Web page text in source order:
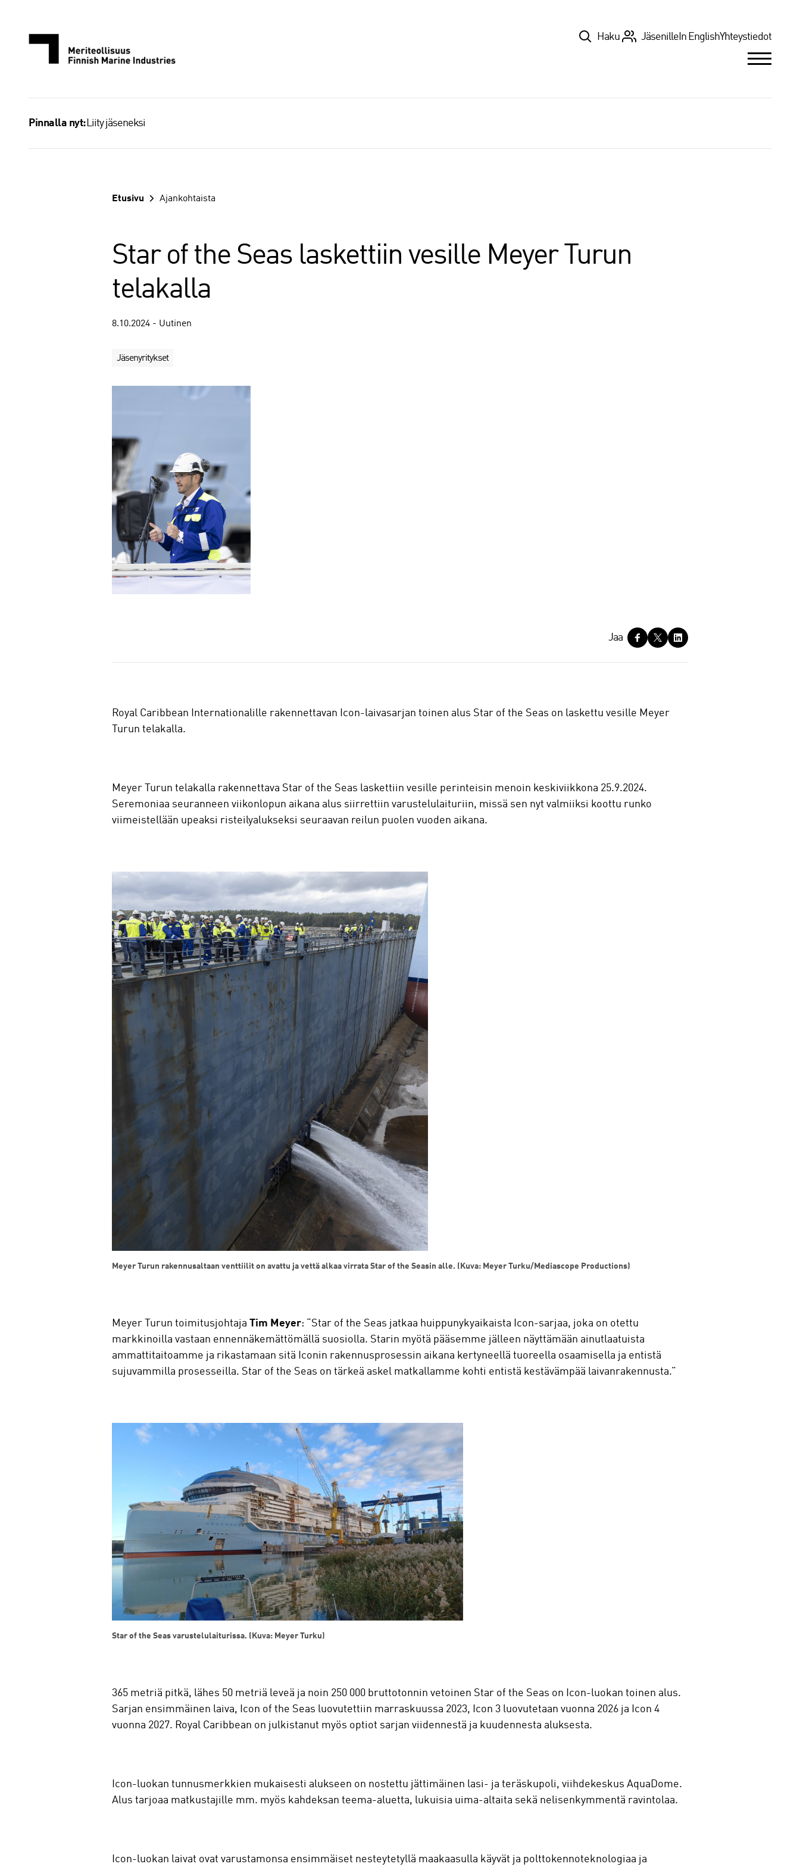
TopHaku Jäsenille In EnglishYhteystiedot
Pinnalla nyt: Liity jäseneksi
Etusivu Ajankohtaista
Star of the Seas laskettiin vesille Meyer Turun
telakalla
8.10.2024 - Uutinen
Jäsenyritykset
a
Jaa
Royal Caribbean Internationalille rakennettavan Icon-laivasarjan toinen alus Star of the Seas on laskettu vesille Meyer
Turun telakalla.
Meyer Turun telakalla rakennettava Star of the Seas laskettiin vesille perinteisin menoin keskiviikkona 25.9.2024.
Seremoniaa seuranneen viikonlopun aikana alus siirrettiin varustelulaituriin, missä sen nyt valmiiksi koottu runko
viimeistellään upeaksi risteilyalukseksi seuraavan reilun puolen vuoden aikana.
Meyer Turun rakennusaltaan venttiilit on avattu ja vettä alkaa virrata Star of the Seasin alle. (Kuva: Meyer Turku/Mediascope Productions)
Meyer Turun toimitusjohtaja Tim Meyer: “Star of the Seas jatkaa huippunykyaikaista Icon-sarjaa, joka on otettu
markkinoilla vastaan ennennäkemättömällä suosiolla. Starin myötä pääsemme jälleen näyttämään ainutlaatuista
ammattitaitoamme ja rikastamaan sitä Iconin rakennusprosessin aikana kertyneellä tuoreella osaamisella ja entistä
sujuvammilla prosesseilla. Star of the Seas on tärkeä askel matkallamme kohti entistä kestävämpää laivanrakennusta.”
Star of the Seas varustelulaiturissa. (Kuva: Meyer Turku)
365 metriä pitkä, lähes 50 metriä leveä ja noin 250 000 bruttotonnin vetoinen Star of the Seas on Icon-luokan toinen alus.
Sarjan ensimmäinen laiva, Icon of the Seas luovutettiin marraskuussa 2023, Icon 3 luovutetaan vuonna 2026 ja Icon 4
vuonna 2027. Royal Caribbean on julkistanut myös optiot sarjan viidennestä ja kuudennesta aluksesta.
Icon-luokan tunnusmerkkien mukaisesti alukseen on nostettu jättimäinen lasi- ja teräskupoli, viihdekeskus AquaDome.
Alus tarjoaa matkustajille mm. myös kahdeksan teema-aluetta, lukuisia uima-altaita sekä nelisenkymmentä ravintolaa.
Icon-luokan laivat ovat varustamonsa ensimmäiset nesteytetyllä maakaasulla käyvät ja polttokennoteknologiaa ja